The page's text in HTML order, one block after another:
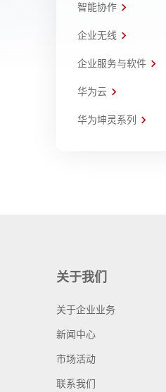
智能协作
企业无线
企业服务与软件
华为云
华为坤灵系列
关于我们
关于企业业务
新闻中心
市场活动
联系我们